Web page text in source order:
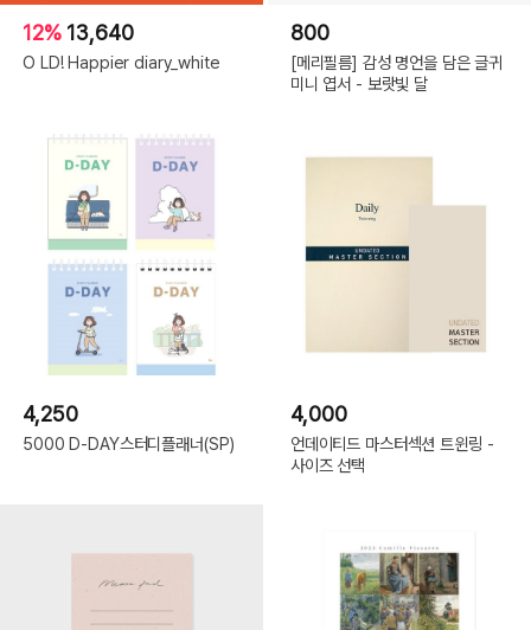
12% 13,640
O LD! Happier diary_white
800
[메리필름] 감성 명언을 담은 글귀
미니 엽서 - 보랏빛 달
4,250
5000 D-DAY스터디플래너(SP)
4,000
언데이티드 마스터섹션 트윈링 -
사이즈 선택